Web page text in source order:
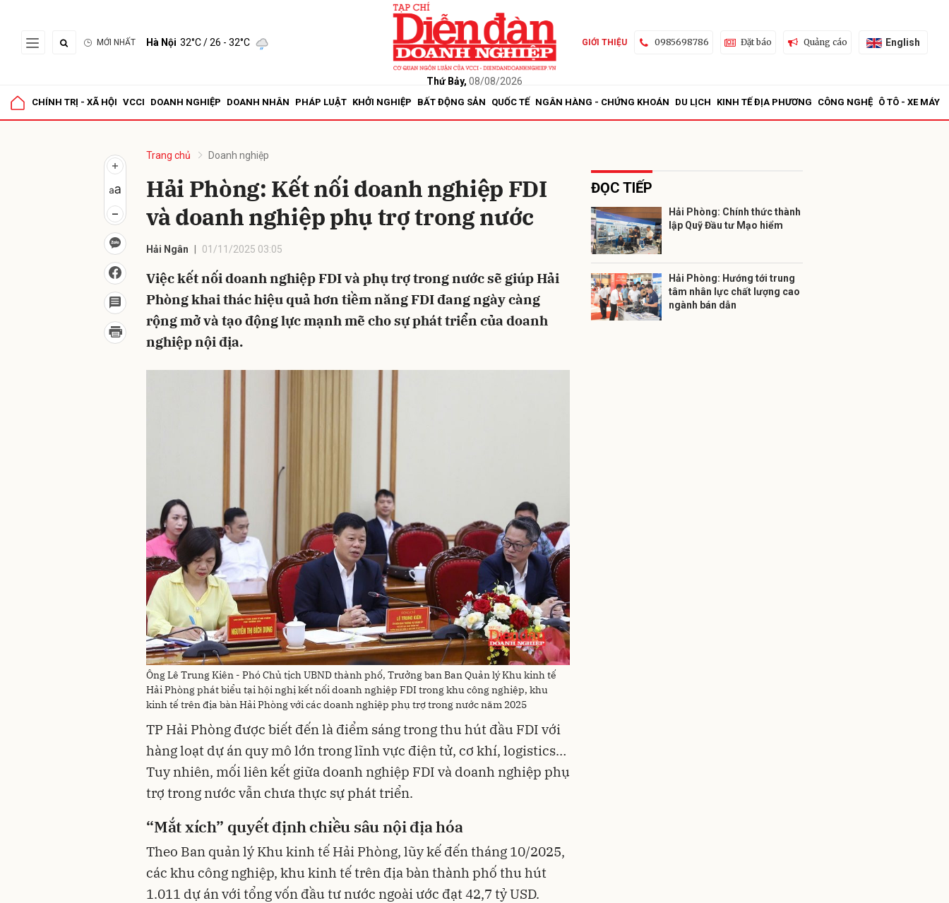
MỚI NHẤT Hà Nội 32°C/ 26 - 32°C
Thứ Bảy, 08/08/2026
GIỚI THIỆU 0985698786 Đặt báo Quảng cáo English
CHÍNH TRỊ - XÃ HỘI VCCI DOANH NGHIỆP DOANH NHÂN PHÁP LUẬT KHỞI NGHIỆP BẤT ĐỘNG SẢN QUỐC TẾ NGÂN HÀNG - CHỨNG KHOÁN DU LỊCH KINH TẾ ĐỊA PHƯƠNG CÔNG NGHỆ Ô TÔ - XE MÁY
Trang chủ Doanh nghiệp
Hải Phòng: Kết nối doanh nghiệp FDI
và doanh nghiệp phụ trợ trong nước
Hải Ngân 01/11/2025 03:05
Việc kết nối doanh nghiệp FDI và phụ trợ trong nước sẽ giúp Hải
Phòng khai thác hiệu quả hơn tiềm năng FDI đang ngày càng
rộng mở và tạo động lực mạnh mẽ cho sự phát triển của doanh
nghiệp nội địa.
Ông Lê Trung Kiên - Phó Chủ tịch UBND thành phố, Trưởng ban Ban Quản lý Khu kinh tế
Hải Phòng phát biểu tại hội nghị kết nối doanh nghiệp FDI trong khu công nghiệp, khu
kinh tế trên địa bàn Hải Phòng với các doanh nghiệp phụ trợ trong nước năm 2025
TP Hải Phòng được biết đến là điểm sáng trong thu hút đầu FDI với
hàng loạt dự án quy mô lớn trong lĩnh vực điện tử, cơ khí, logistics…
Tuy nhiên, mối liên kết giữa doanh nghiệp FDI và doanh nghiệp phụ
trợ trong nước vẫn chưa thực sự phát triển.
“Mắt xích” quyết định chiều sâu nội địa hóa
Theo Ban quản lý Khu kinh tế Hải Phòng, lũy kế đến tháng 10/2025,
các khu công nghiệp, khu kinh tế trên địa bàn thành phố thu hút
1.011 dự án với tổng vốn đầu tư nước ngoài ước đạt 42,7 tỷ USD.
ĐỌC TIẾP
Hải Phòng: Chính thức thành
lập Quỹ Đầu tư Mạo hiểm
Hải Phòng: Hướng tới trung
tâm nhân lực chất lượng cao
ngành bán dẫn
Gửi